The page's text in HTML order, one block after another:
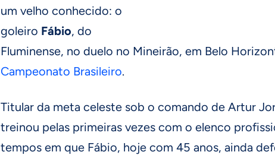
um velho conhecido: o
goleiro Fábio, do
Fluminense, no duelo no Mineirão, em Belo
Campeonato Brasileiro.
Titular da meta celeste sob o comando de Artur
treinou pelas primeiras vezes com o elenco
tempos em que Fábio, hoje com 45 anos, ainda